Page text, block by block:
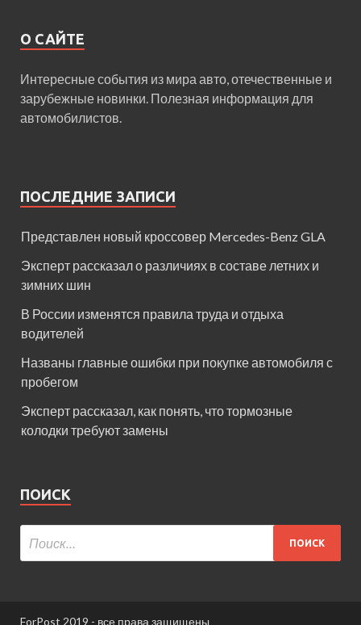
О САЙТЕ
Интересные события из мира авто, отечественные и
зарубежные новинки. Полезная информация для
автомобилистов.
ПОСЛЕДНИЕ ЗАПИСИ
Представлен новый кроссовер Mercedes-Benz GLA
Эксперт рассказал о различиях в составе летних и
зимних шин
В России изменятся правила труда и отдыха
водителей
Названы главные ошибки при покупке автомобиля с
пробегом
Эксперт рассказал, как понять, что тормозные
колодки требуют замены
ПОИСК
ForPost 2019 - все права защищены